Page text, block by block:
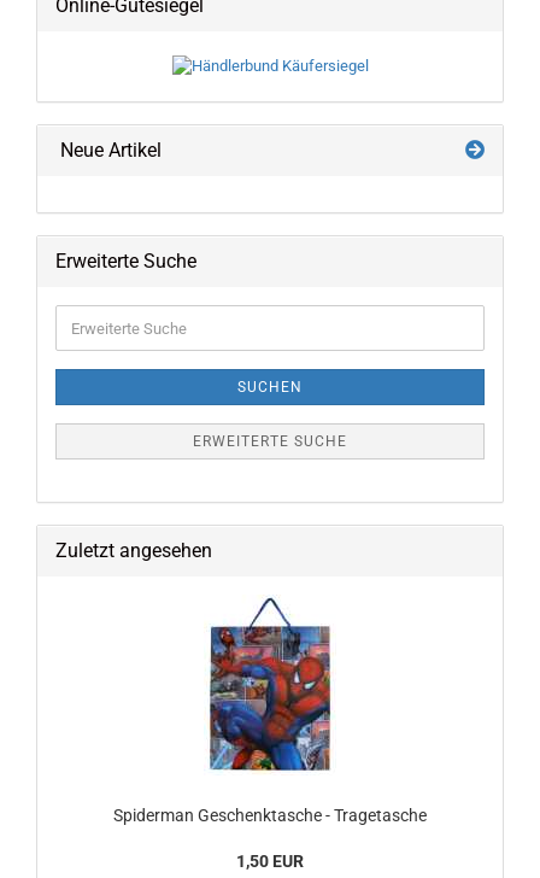
Online-Gütesiegel
Neue Artikel
Erweiterte Suche
Suche
SUCHEN
ERWEITERTE SUCHE
Zuletzt angesehen
Spiderman Geschenktasche - Tragetasche
1,50 EUR